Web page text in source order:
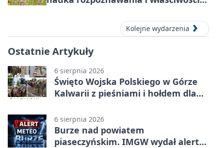
Kolejne wydarzenia
Ostatnie Artykuły
6 sierpnia 2026
Święto Wojska Polskiego w Górze
Kalwarii z pieśniami i hołdem dla
6 sierpnia 2026
Burze nad powiatem
piaseczyńskim. IMGW wydał alert